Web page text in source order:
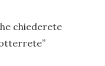
chiederete